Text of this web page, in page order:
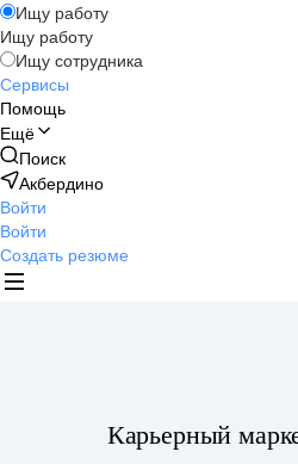
Ищу работу
Ищу работу
Ищу сотрудника
Сервисы
Помощь
Ещё
Поиск
Акбердино
Войти
Войти
Создать резюме
Карьерный